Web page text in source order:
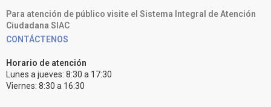
Para atención de público visite el Sistema Integral de Atención
Ciudadana SIAC
CONTÁCTENOS
Horario de atención
Lunes a jueves: 8:30 a 17:30
Viernes: 8:30 a 16:30